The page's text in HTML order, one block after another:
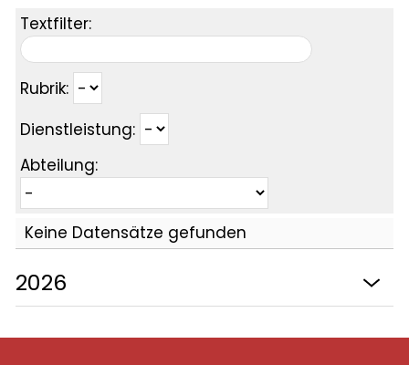
Verwaltung
Politik
Bildung
Freizeit/Kultur
Textfilter:
Rubrik:
Dienstleistung:
Abteilung:
Keine Datensätze gefunden
2026